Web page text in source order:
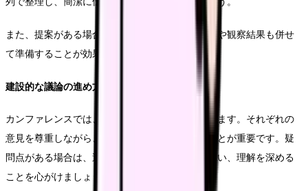
また、提案がある場合は、その根拠となるデータや観察結果も併せ
て準備することが効果的です。
建設的な議論の進め方
カンファレンスでは、様々な意見や視点が出されます。それぞれの
意見を尊重しながら、建設的な議論を展開することが重要です。疑
問点がある場合は、適切なタイミングで質問を行い、理解を深める
ことを心がけましょう。